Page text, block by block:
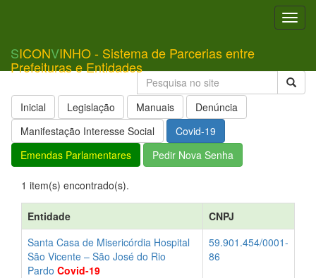
SICONVINHO - Sistema de Parcerias entre
Prefeituras e Entidades
Inicial Legislação Manuais
Denúncia
Manifestação Interesse Social
Covid-19
Emendas Parlamentares
Pedir Nova Senha
1 item(s) encontrado(s).
Entidade
CNPJ
Santa Casa de Misericórdia Hospital
São Vicente – São José do Rio
Pardo Covid-19
59.901.454/0001-
86